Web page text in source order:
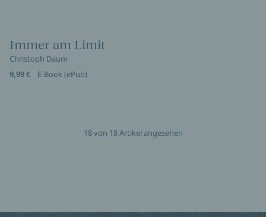
Immer am Limit
Christoph Daum
9,99 €
E-Book (ePub)
18 von 18 Artikel angesehen